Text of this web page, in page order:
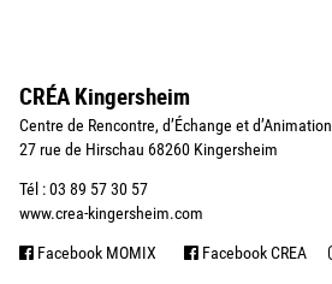
CRÉA Kingersheim
Centre de Rencontre, d’Échange et d’Animation
27 rue de Hirschau 68260 Kingersheim
Tél : 03 89 57 30 57
www.crea-kingersheim.com
Facebook MOMIX Facebook CREA